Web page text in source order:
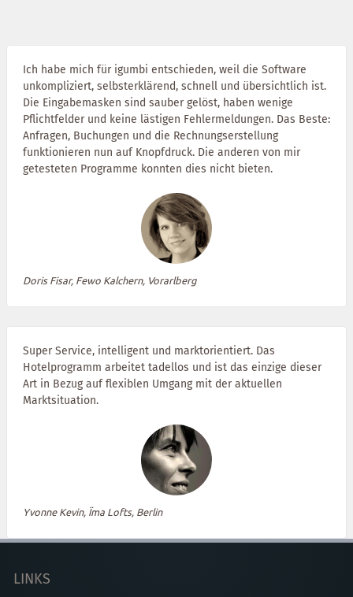
Ich habe mich für igumbi entschieden, weil die Software
unkompliziert, selbsterklärend, schnell und übersichtlich ist.
Die Eingabemasken sind sauber gelöst, haben wenige
Pflichtfelder und keine lästigen Fehlermeldungen. Das Beste:
Anfragen, Buchungen und die Rechnungserstellung
funktionieren nun auf Knopfdruck. Die anderen von mir
getesteten Programme konnten dies nicht bieten.
Doris Fisar, Fewo Kalchern, Vorarlberg
Super Service, intelligent und marktorientiert. Das
Hotelprogramm arbeitet tadellos und ist das einzige dieser
Art in Bezug auf flexiblen Umgang mit der aktuellen
Marktsituation.
Yvonne Kevin, Ïma Lofts, Berlin
LINKS